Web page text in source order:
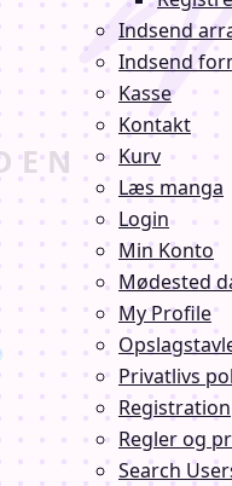
Indsend
Indsend
Kasse
Kontakt
Kurv
Læs manga
Login
Min Konto
Mødested
My Profile
Privatlivs
Registration
Regler og
Search